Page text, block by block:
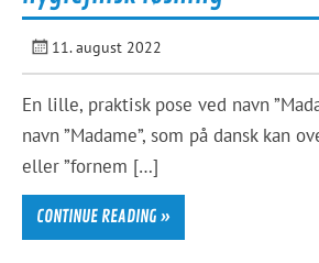
11. august 2022
En lille, praktisk pose ved navn
navn ”Madame”, som på dansk kan
eller ”fornem […]
CONTINUE READING »